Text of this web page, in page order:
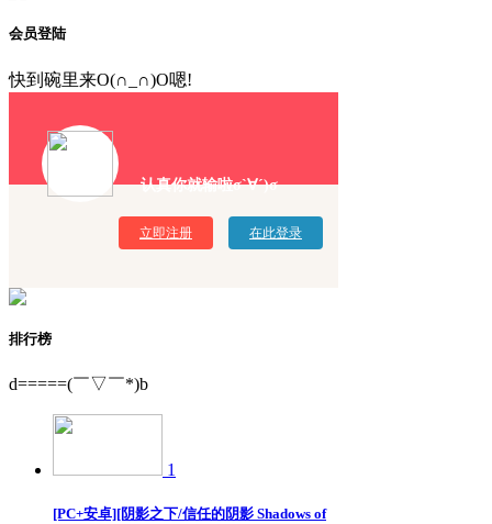
会员登陆
快到碗里来O(∩_∩)O嗯!
认真你就输啦σ`∀´)σ
立即注册 在此登录
排行榜
d=====(￣▽￣*)b
1
[PC+安卓][阴影之下/信任的阴影 Shadows of